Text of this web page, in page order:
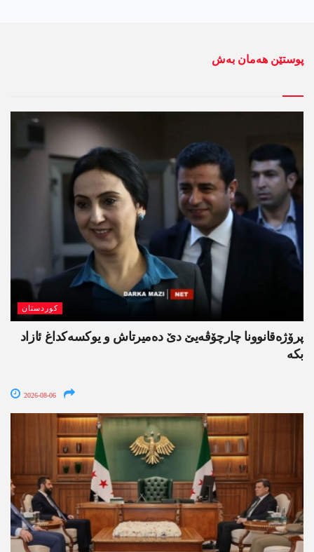
پوستێن ھەمان بەش
کوردستان
پرۆژەقانوونا چارچۆڤەیێ دێ دەمیرتاش و یوکسەکداغ ئازاد
بکە
2026-08-06